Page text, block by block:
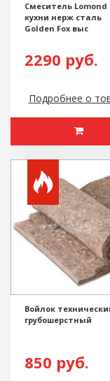
Смеситель
кухни нерж сталь
Golden Fox выс
2290 руб.
Подробнее о
Войлок
грубошерстный
850 руб.